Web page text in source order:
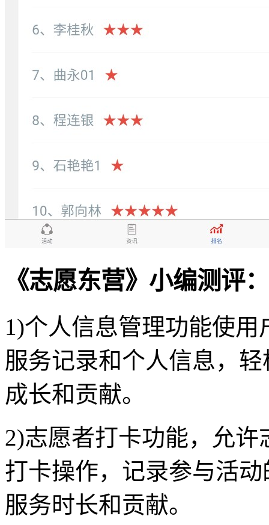
《志愿东营》小编测评：
1)个人信息管理功能使
服务记录和个人信息，
成长和贡献。
2)志愿者打卡功能，允
打卡操作，记录参与活
服务时长和贡献。